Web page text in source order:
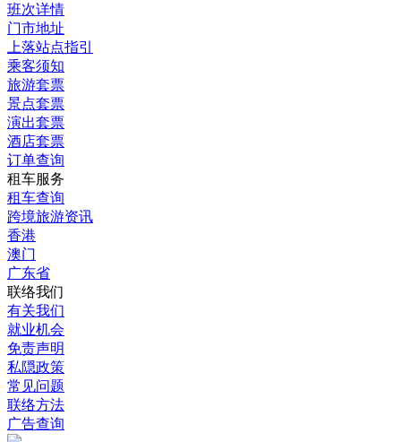
班次详情
门市地址
上落站点指引
乘客须知
旅游套票
景点套票
演出套票
酒店套票
订单查询
租车服务
租车查询
跨境旅游资讯
香港
澳门
广东省
联络我们
有关我们
就业机会
免责声明
私隠政策
常见问题
联络方法
广告查询